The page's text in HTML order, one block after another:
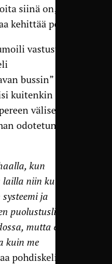
siinä on,
kehittää peliä.”
vastustajan
bussin” oman
kuitenkin jäädä
välisen
odotetun laista
kun
niin kuin
ja
puolustuslinjaan.
mutta ehkä
kuin me
pohdiskeli.